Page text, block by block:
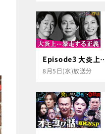
Episode3 大炎上
8月5日(水)放送分